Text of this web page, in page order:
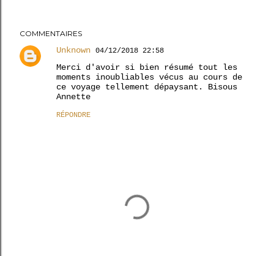
COMMENTAIRES
Unknown 04/12/2018 22:58
Merci d'avoir si bien résumé tout les
moments inoubliables vécus au cours de
ce voyage tellement dépaysant. Bisous
Annette
RÉPONDRE